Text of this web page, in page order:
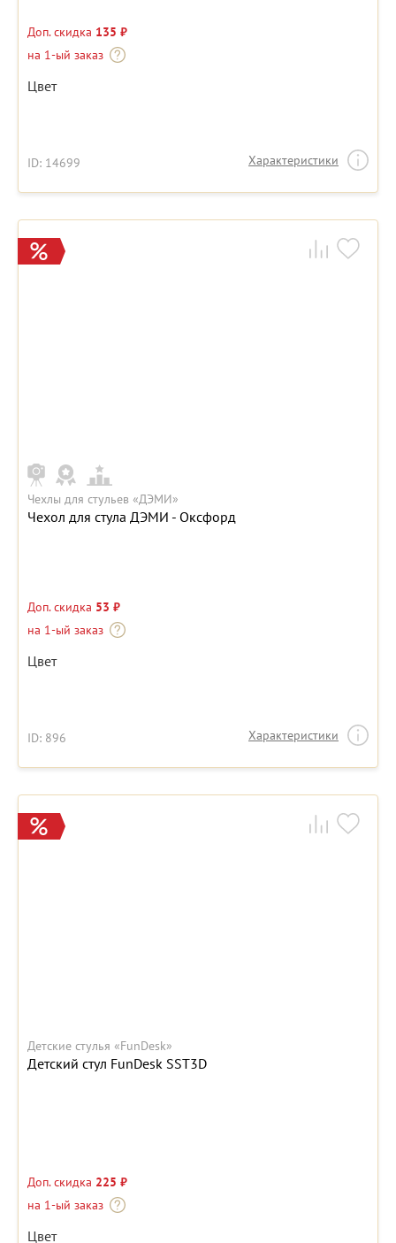
Доп. скидка 135 ₽
на 1-ый заказ
Цвет
ID: 14699 Характеристики
Чехлы для стульев «ДЭМИ»
Чехол для стула ДЭМИ - Оксфорд
Доп. скидка 53 ₽
на 1-ый заказ
Цвет
ID: 896 Характеристики
Детские стулья «FunDesk»
Детский стул FunDesk SST3D
Доп. скидка 225 ₽
на 1-ый заказ
Цвет